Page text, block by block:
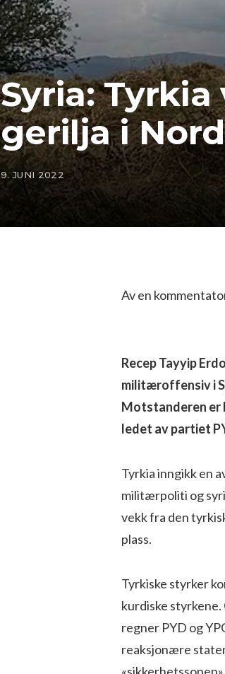
Syria:
gerilja i
9. JUNI 2022
Av en
Recep Tayyip
militæroffensiv i
Motstanderen er
ledet av partiet
Tyrkia inngikk en
militærpoliti og
vekk fra den
plass.
Tyrkiske styrker
kurdiske styrkene.
regner PYD og
reaksjonære